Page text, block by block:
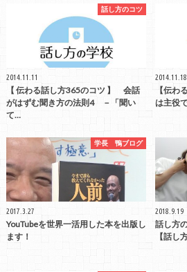
話し方のコツ
2014.11.11
【 伝わる話し方365のコツ 】 会話
がはずむ聞き方の法則4 －「聞い
て…
2014.11.18
【伝わ
は主役
学長 鴨ブログ
2017.3.27
YouTubeを世界一活用した本を出版し
ます！
2018.9.19
話し方
【話し